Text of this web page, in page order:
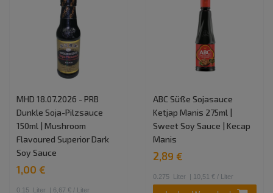
MHD 18.07.2026 - PRB
Dunkle Soja-Pilzsauce
150ml | Mushroom
Flavoured Superior Dark
Soy Sauce
1,00 €
0.15 Liter | 6,67 € / Liter
ABC Süße Sojasauce
Ketjap Manis 275ml |
Sweet Soy Sauce | Kecap
Manis
2,89 €
0.275 Liter | 10,51 € / Liter